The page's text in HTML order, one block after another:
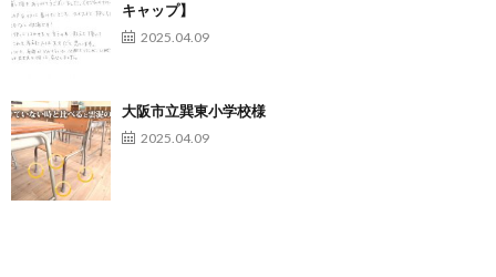
キャップ】
2025.04.09
大阪市立巽東小学校様
2025.04.09